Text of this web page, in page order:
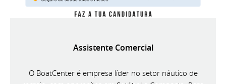
Assistente Comercial
O BoatCenter é empresa líder no setor náutico de